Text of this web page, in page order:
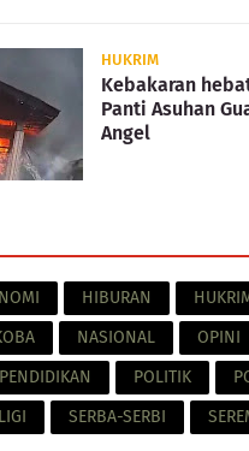
HUKRIM
Kebakaran
Panti Asuhan
Angel
HIBURAN
NASIONAL
OPINI
PENDIDIKAN POLITIK
SERBA-SERBI